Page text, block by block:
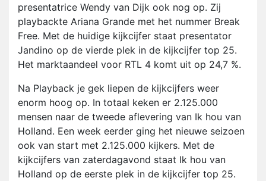
presentatrice Wendy van Dijk ook nog op. Zij
playbackte Ariana Grande met het nummer Break
Free. Met de huidige kijkcijfer staat presentator
Jandino op de vierde plek in de kijkcijfer top 25.
Het marktaandeel voor RTL 4 komt uit op 24,7 %.
Na Playback je gek liepen de kijkcijfers weer
enorm hoog op. In totaal keken er 2.125.000
mensen naar de tweede aflevering van Ik hou van
Holland. Een week eerder ging het nieuwe seizoen
ook van start met 2.125.000 kijkers. Met de
kijkcijfers van zaterdagavond staat Ik hou van
Holland op de eerste plek in de kijkcijfer top 25.